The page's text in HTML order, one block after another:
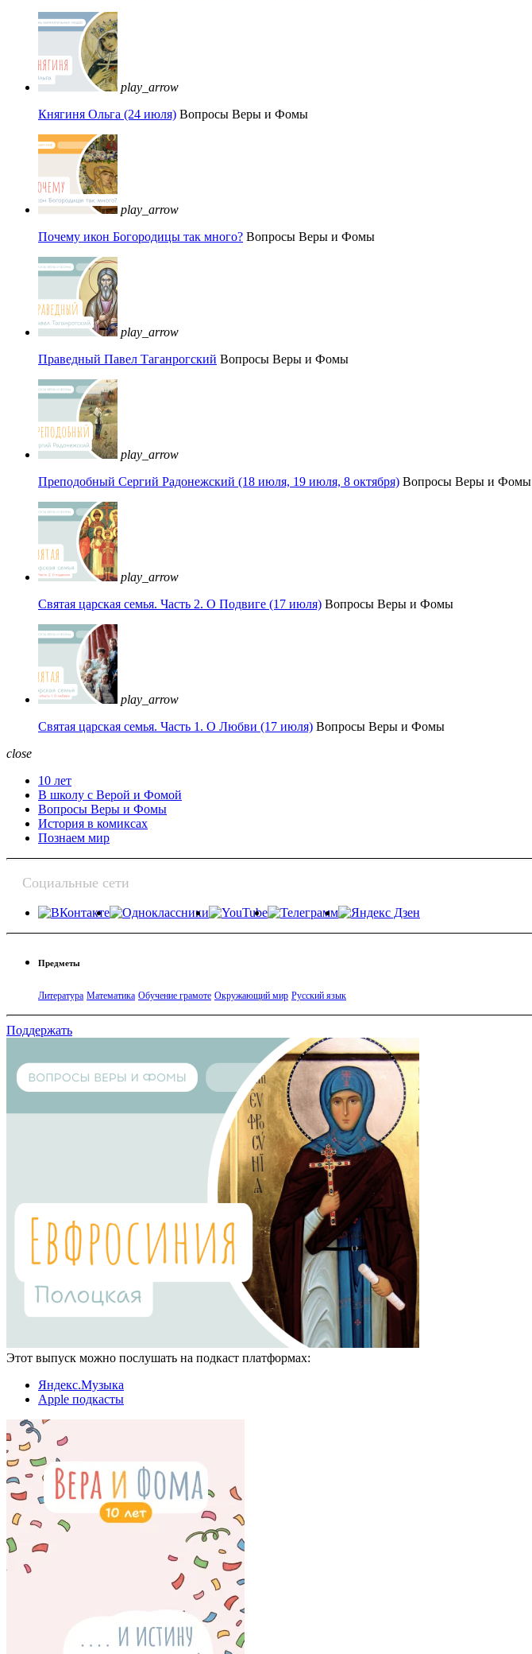
play_arrow
Княгиня Ольга (24 июля) Вопросы Веры и Фомы
play_arrow
Почему икон Богородицы так много? Вопросы Веры и Фомы
play_arrow
Праведный Павел Таганрогский Вопросы Веры и Фомы
play_arrow
Преподобный Сергий Радонежский (18 июля, 19 июля, 8 октября) Вопросы Веры и Фомы
play_arrow
Святая царская семья. Часть 2. О Подвиге (17 июля) Вопросы Веры и Фомы
play_arrow
Святая царская семья. Часть 1. О Любви (17 июля) Вопросы Веры и Фомы
close
10 лет
В школу с Верой и Фомой
Вопросы Веры и Фомы
История в комиксах
Познаем мир
Социальные сети
Предметы
Литература Математика Обучение грамоте Окружающий мир Русский язык
Поддержать
Этот выпуск можно послушать на подкаст платформах:
Яндекс.Музыка
Apple подкасты